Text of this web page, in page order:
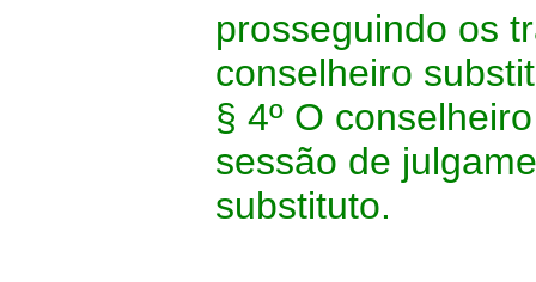
prosseguindo os
conselheiro
§ 4º O
sessão de
substituto.